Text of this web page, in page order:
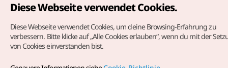
vorbehalten.
Diese Webseite verwendet Cookies.
Diese Webseite verwendet Cookies, um deine Browsing-Erfahrung zu
verbessern. Bitte klicke auf „Alle Cookies erlauben“, wenn du mit der
von Cookies einverstanden bist.